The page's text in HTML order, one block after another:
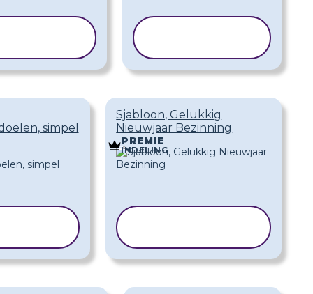
simpel
Sjabloon, Gelukkig
Nieuwjaar Bezinning
PREMIE
INDELING